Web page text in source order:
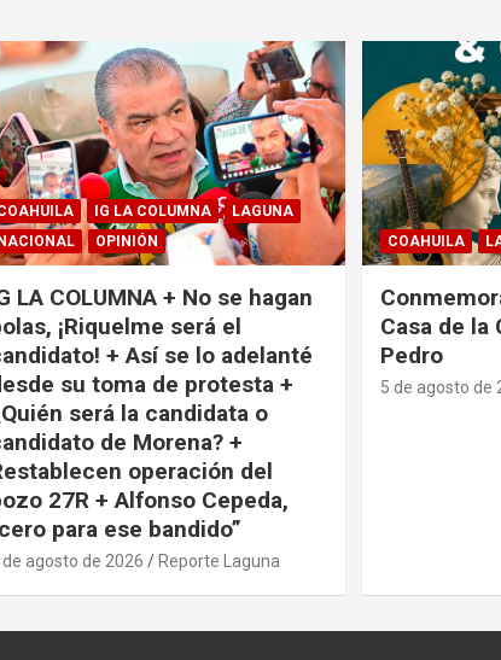
IG LA COLUMNA
LAGUNA
OPINIÓN
LA COLUMNA + No se hagan
¡Riquelme será el
+ Así se lo adelanté
su toma de protesta +
será la candidata o
de Morena? +
operación del
27R + Alfonso Cepeda,
para ese bandido”
de agosto de 2026 Reporte Laguna
COAHUILA
Casa de la
Pedro
5 de agosto de